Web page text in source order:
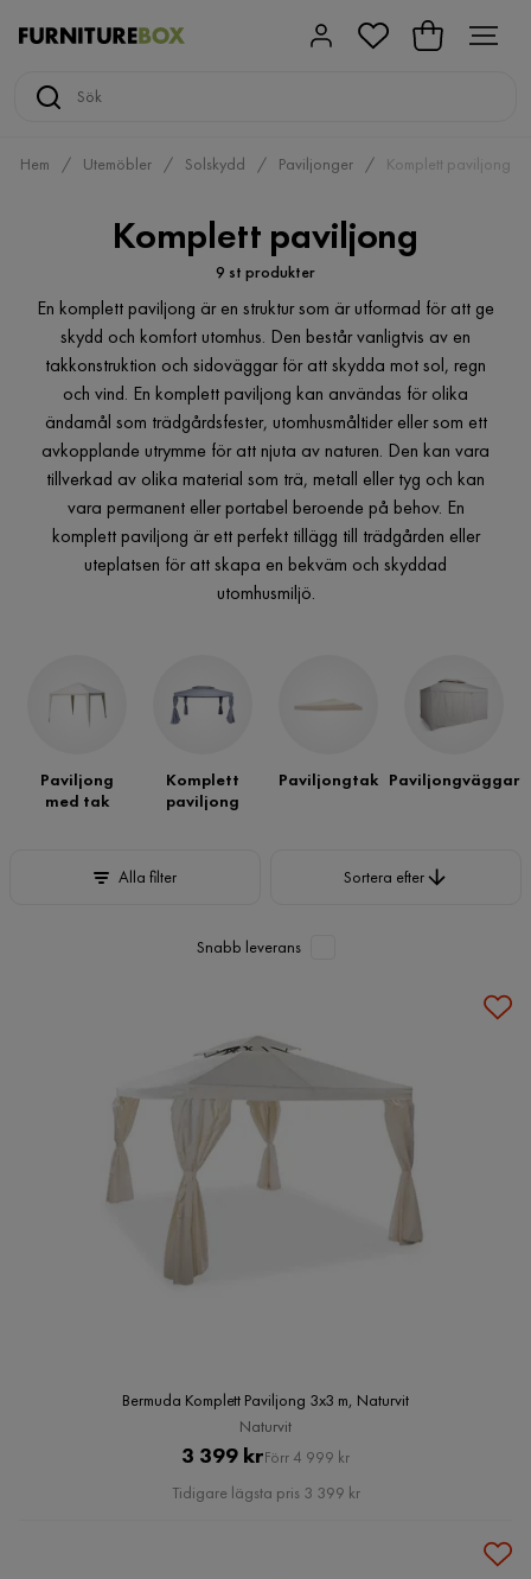
Hem Utemöbler Solskydd Paviljonger Komplett paviljong
Komplett paviljong
9 st produkter
En komplett paviljong är en struktur som är utformad för att ge
skydd och komfort utomhus. Den består vanligtvis av en
takkonstruktion och sidoväggar för att skydda mot sol, regn
och vind. En komplett paviljong kan användas för olika
ändamål som trädgårdsfester, utomhusmåltider eller som ett
avkopplande utrymme för att njuta av naturen. Den kan vara
tillverkad av olika material som trä, metall eller tyg och kan
vara permanent eller portabel beroende på behov. En
komplett paviljong är ett perfekt tillägg till trädgården eller
uteplatsen för att skapa en bekväm och skyddad
utomhusmiljö.
Paviljong
med tak
Komplett
paviljong
Paviljongtak Paviljongväggar
Alla filter Sortera efter
Snabb leverans
Bermuda Komplett Paviljong 3x3 m, Naturvit
Naturvit
Pris
3 399 krOriginal
Pris
Förr 4 999 kr
Tidigare lägsta pris 3 399 kr